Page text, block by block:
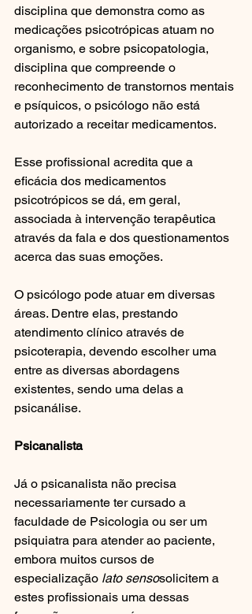
disciplina que demonstra como as
medicações psicotrópicas atuam no
organismo, e sobre psicopatologia,
disciplina que compreende o
reconhecimento de transtornos mentais
e psíquicos, o psicólogo não está
autorizado a receitar medicamentos.
Esse profissional acredita que a
eficácia dos medicamentos
psicotrópicos se dá, em geral,
associada à intervenção terapêutica
através da fala e dos questionamentos
acerca das suas emoções.
O psicólogo pode atuar em diversas
áreas. Dentre elas, prestando
atendimento clínico através de
psicoterapia, devendo escolher uma
entre as diversas abordagens
existentes, sendo uma delas a
psicanálise.
Psicanalista
Já o psicanalista não precisa
necessariamente ter cursado a
faculdade de Psicologia ou ser um
psiquiatra para atender ao paciente,
embora muitos cursos de
especialização lato sensosolicitem a
estes profissionais uma dessas